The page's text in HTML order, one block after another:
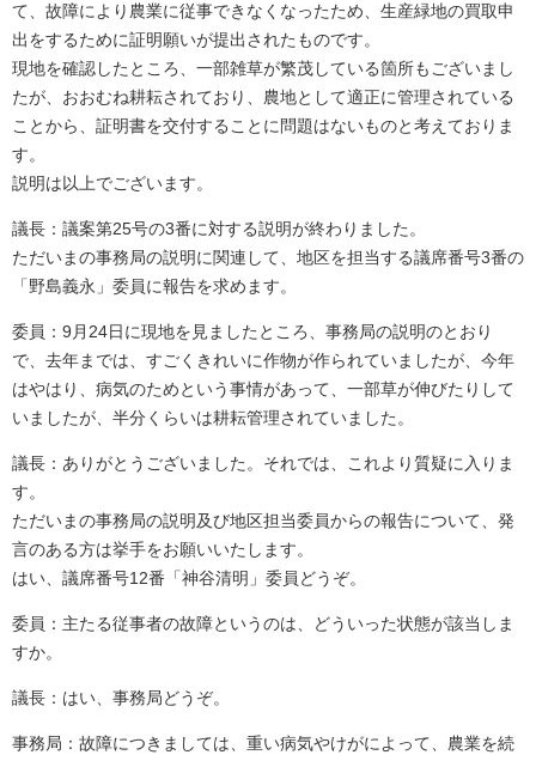
て、故障により農業に従事できなくなったため、生産緑地の買取申
出をするために証明願いが提出されたものです。
現地を確認したところ、一部雑草が繁茂している箇所もございまし
たが、おおむね耕耘されており、農地として適正に管理されている
ことから、証明書を交付することに問題はないものと考えておりま
す。
説明は以上でございます。
議長：議案第25号の3番に対する説明が終わりました。
ただいまの事務局の説明に関連して、地区を担当する議席番号3番の
「野島義永」委員に報告を求めます。
委員：9月24日に現地を見ましたところ、事務局の説明のとおり
で、去年までは、すごくきれいに作物が作られていましたが、今年
はやはり、病気のためという事情があって、一部草が伸びたりして
いましたが、半分くらいは耕耘管理されていました。
議長：ありがとうございました。それでは、これより質疑に入りま
す。
ただいまの事務局の説明及び地区担当委員からの報告について、発
言のある方は挙手をお願いいたします。
はい、議席番号12番「神谷清明」委員どうぞ。
委員：主たる従事者の故障というのは、どういった状態が該当しま
すか。
議長：はい、事務局どうぞ。
事務局：故障につきましては、重い病気やけがによって、農業を続